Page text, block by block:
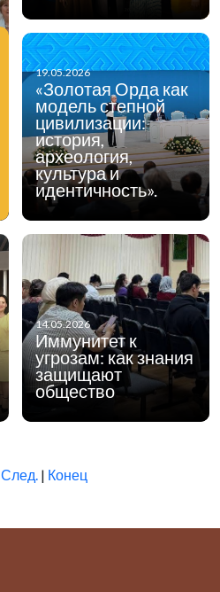
19.05.2026
«Золотая Орда как
модель степной
цивилизации:
история,
археология,
культура и
идентичность».
14.05.2026
Иммунитет к
угрозам: как знания
защищают
общество
След. | Конец